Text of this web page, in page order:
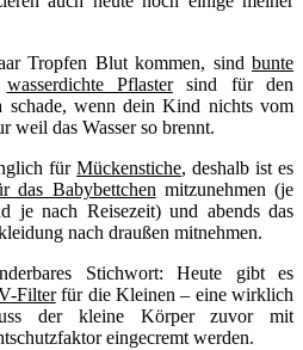
Tropfen Blut kommen, sind bunte
wasserdichte Pflastersind für den
schade, wenn dein Kind nichts vom
weil das Wasser so brennt.
für Mückenstiche, deshalb ist es
das Babybettchen mitzunehmen (je
je nach Reisezeit) und abends das
nach draußen mitnehmen.
Stichwort: Heute gibt es
Filterfür die Kleinen – eine wirklich
der kleine Körper zuvor mit
eingecremt werden.